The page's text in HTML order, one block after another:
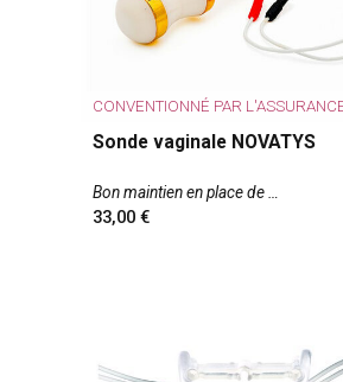
CONVENTIONNÉ PAR
Sonde vaginale NOVATYS
Bon maintien en place de
33,00